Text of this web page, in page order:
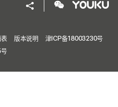
版本说明
津ICP备18003230号